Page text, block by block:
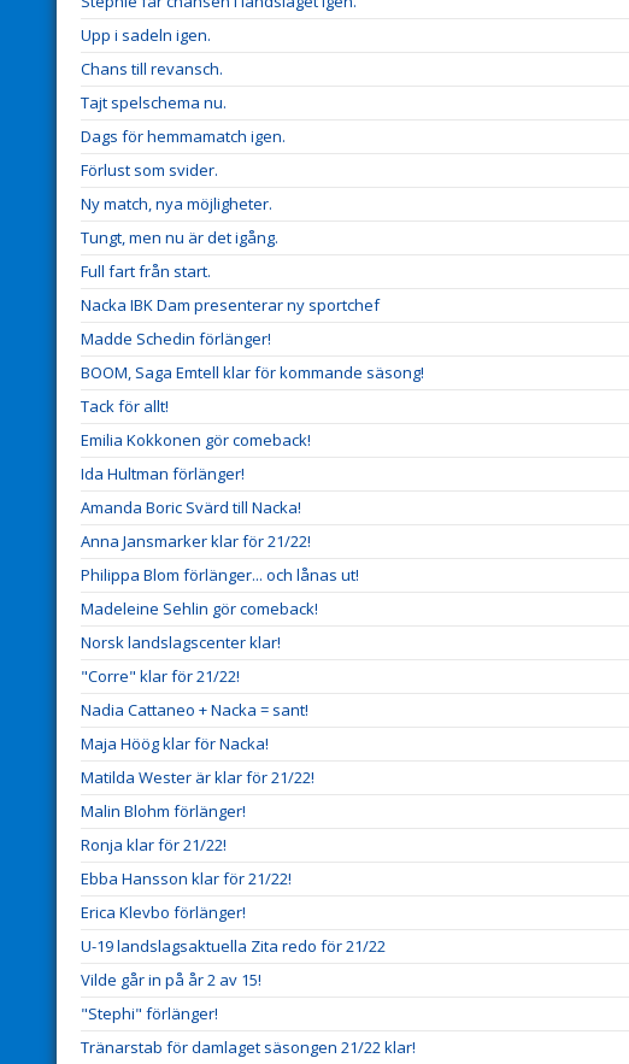
Upp i sadeln igen.
Chans till revansch.
Tajt spelschema nu.
Dags för hemmamatch igen.
Förlust som svider.
Ny match, nya möjligheter.
Tungt, men nu är det igång.
Full fart från start.
Nacka IBK Dam presenterar ny sportchef
Madde Schedin förlänger!
BOOM, Saga Emtell klar för kommande säsong!
Tack för allt!
Emilia Kokkonen gör comeback!
Ida Hultman förlänger!
Amanda Boric Svärd till Nacka!
Anna Jansmarker klar för 21/22!
Philippa Blom förlänger... och lånas ut!
Madeleine Sehlin gör comeback!
Norsk landslagscenter klar!
"Corre" klar för 21/22!
Nadia Cattaneo + Nacka = sant!
Maja Höög klar för Nacka!
Matilda Wester är klar för 21/22!
Malin Blohm förlänger!
Ronja klar för 21/22!
Ebba Hansson klar för 21/22!
Erica Klevbo förlänger!
U-19 landslagsaktuella Zita redo för 21/22
Vilde går in på år 2 av 15!
"Stephi" förlänger!
Tränarstab för damlaget säsongen 21/22 klar!